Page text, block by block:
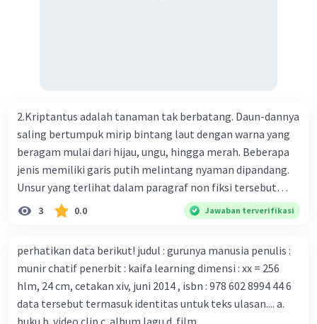
bersama sejumlah perusahaan biotek dan vaksin.
Beberapa waktu lalu, Kepala Laboratorium Identifikasi
Virus dari Institut Peter Doherty untuk Infeksi dan
kekebalan, Melbourne, Julian Druce, menyatakan mereka
mengembangkan virus Corona versi laboratorium dari
tubuh pasien yang terinfeksi untuk uji coba. Tanggapan
yang sesuai dengan berita tersebut adalah ... A.
serangan virus Corona dengan menemukan vaksin virus
tersebut. B. Para ilmuan perlu segera mempelajari virus
corona yang menjadi masalah besar bagi kesehatan dunia
karena persebarannya sangat cepat. C. Masyarakat perlu
2.Kriptantus adalah tanaman tak berbatang. Daun-dannya
saling bertumpuk mirip bintang laut dengan warna yang
beragam mulai dari hijau, ungu, hingga merah. Beberapa
jenis memiliki garis putih melintang nyaman dipandang.
Unsur yang terlihat dalam paragraf non fiksi tersebut
adalah... A. cara menyajikan isi buku B. bahasa yang
digunakan C. tokoh dan penokohan D. penyajian alur cerita
3 0.0 Jawaban terverifikasi
perhatikan data berikut! judul : gurunya manusia penulis :
munir chatif penerbit : kaifa learning dimensi : xx = 256
hlm, 24 cm, cetakan xiv, juni 2014 , isbn : 978 602 8994 44 6
data tersebut termasuk identitas untuk teks ulasan.... a.